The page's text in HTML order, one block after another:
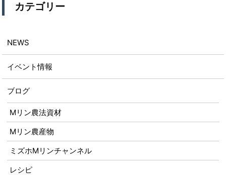
カテゴリー
NEWS
イベント情報
ブログ
Mリン農法資材
Mリン農産物
ミズホMリンチャンネル
レシピ